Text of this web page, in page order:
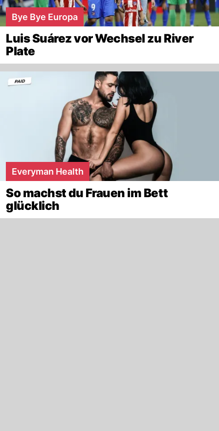
Bye Bye Europa
Luis Suárez vor Wechsel zu River
Plate
Everyman Health
So machst du Frauen im Bett
glücklich